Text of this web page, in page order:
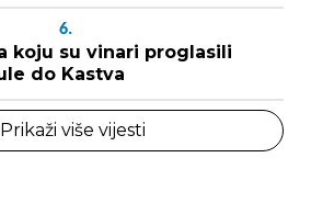
6.
koju su vinari proglasili
do Kastva
Prikaži više vijesti